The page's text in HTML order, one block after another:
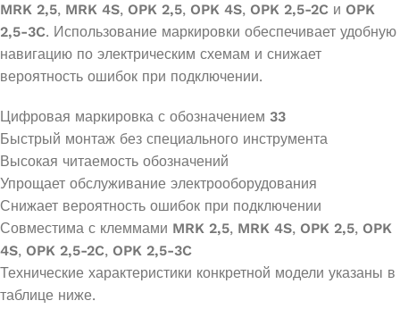
MRK 2,5, MRK 4S, OPK 2,5, OPK 4S, OPK 2,5-2C и OPK
2,5-3C. Использование маркировки обеспечивает удобную
навигацию по электрическим схемам и снижает
вероятность ошибок при подключении.
Цифровая маркировка с обозначением 33
Быстрый монтаж без специального инструмента
Высокая читаемость обозначений
Упрощает обслуживание электрооборудования
Снижает вероятность ошибок при подключении
Совместима с клеммами MRK 2,5, MRK 4S, OPK 2,5, OPK
4S, OPK 2,5-2C, OPK 2,5-3C
Технические характеристики конкретной модели указаны в
таблице ниже.